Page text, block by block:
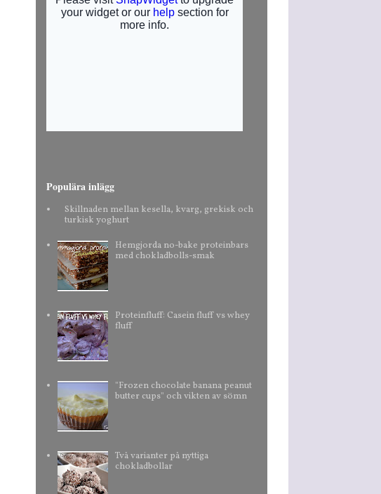
Populära inlägg
Skillnaden mellan kesella, kvarg, grekisk och
turkisk yoghurt
Hemgjorda no-bake proteinbars
med chokladbolls-smak
Proteinfluff: Casein fluff vs whey
fluff
"Frozen chocolate banana peanut
butter cups" och vikten av sömn
Två varianter på nyttiga
chokladbollar